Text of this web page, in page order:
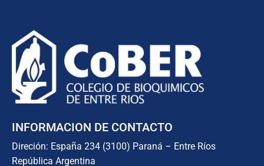
INFORMACION DE CONTACTO
Direción: España 234 (3100) Paraná – Entre Ríos
República Argentina